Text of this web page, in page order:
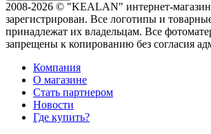
2008-2026 © "KEALAN" интернет-
зарегистрирован. Все логотипы и
принадлежат их владельцам. Все
запрещены к копированию без согласия
Компания
О магазине
Стать партнером
Новости
Где купить?